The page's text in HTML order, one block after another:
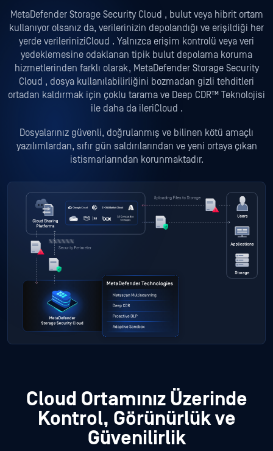
MetaDefender Storage Security Cloud , bulut veya hibrit ortam
kullanıyor olsanız da, verilerinizin depolandığı ve erişildiği her
yerde verileriniziCloud . Yalnızca erişim kontrolü veya veri
yedeklemesine odaklanan tipik bulut depolama koruma
hizmetlerinden farklı olarak, MetaDefender Storage Security
Cloud , dosya kullanılabilirliğini bozmadan gizli tehditleri
ortadan kaldırmak için çoklu tarama ve Deep CDR™ Teknolojisi
ile daha da ileriCloud .
Dosyalarınız güvenli, doğrulanmış ve bilinen kötü amaçlı
yazılımlardan, sıfır gün saldırılarından ve yeni ortaya çıkan
istismarlarından korunmaktadır.
Cloud Ortamınız Üzerinde
Kontrol, Görünürlük ve
Güvenilirlik